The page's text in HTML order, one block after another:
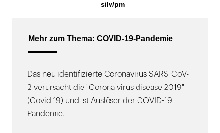
silv/pm
Mehr zum Thema: COVID-19-Pandemie
Das neu identifizierte Coronavirus SARS-CoV-
2 verursacht die "Corona virus disease 2019"
(Covid-19) und ist Auslöser der COVID-19-
Pandemie.